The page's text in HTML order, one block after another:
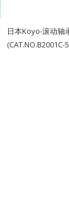
日本Koyo-滚动轴
(CAT.NO.B2001C-